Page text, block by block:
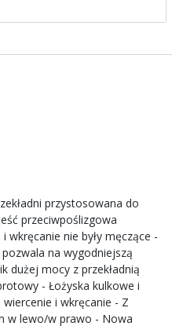
przystosowana do
przeciwpoślizgowa
wkręcanie nie były męczące -
na wygodniejszą
dużej mocy z przekładnią
- Łożyska kulkowe i
i wkręcanie - Z
w lewo/w prawo - Nowa